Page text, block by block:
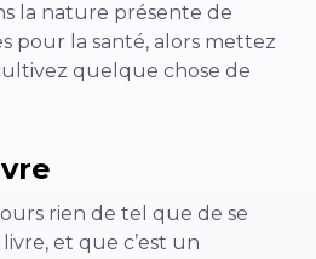
la nature présente de
pour la santé, alors mettez
quelque chose de
rien de tel que de se
et que c’est un